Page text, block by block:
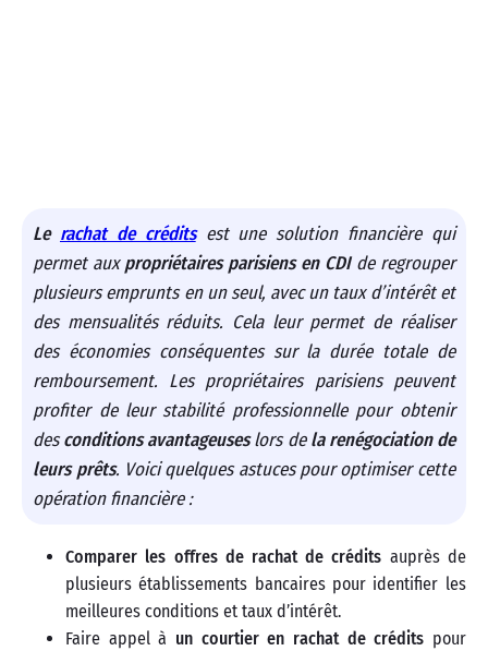
Le rachat de créditsest une solution financière qui
permet aux propriétaires parisiens en CDIde regrouper
plusieurs emprunts en un seul, avec un taux d’intérêt et
des mensualités réduits. Cela leur permet de réaliser
des économies conséquentes sur la durée totale de
remboursement. Les propriétaires parisiens peuvent
profiter de leur stabilité professionnelle pour obtenir
desconditions avantageuseslors de la renégociation de
leurs prêts. Voici quelques astuces pour optimiser cette
opération financière :
Comparer les offres de rachat de crédits auprès de
plusieurs établissements bancaires pour identifier les
meilleures conditions et taux d’intérêt.
Faire appel à un courtier en rachat de crédits pour